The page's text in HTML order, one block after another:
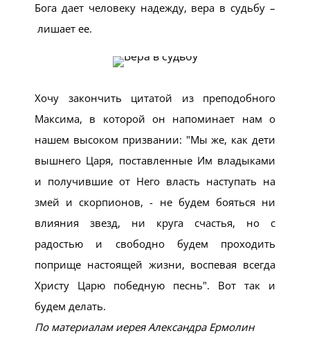
Бога дает человеку надежду, вера в судьбу –
лишает ее.
Хочу закончить цитатой из преподобного
Максима, в которой он напоминает нам о
нашем высоком призвании:
Мы же, как дети
вышнего Царя, поставленные Им владыками
и получившие от Него власть наступать на
змей и скорпионов, - не будем бояться ни
влияния звезд, ни круга счастья, но с
радостью и свободно будем проходить
поприще настоящей жизни, воспевая всегда
Христу Царю победную песнь . Вот так и
будем делать.
По материалам иерея Александра Ермолин